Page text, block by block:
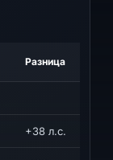
Разница
+38 л.с.